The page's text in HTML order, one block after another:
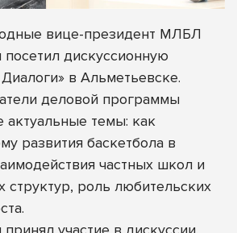
вице-президент МЛБЛ
дискуссионную
в Альметьевске.
деловой программы
актуальные темы: как
развития баскетбола в
частных школ и
структур, роль любительских